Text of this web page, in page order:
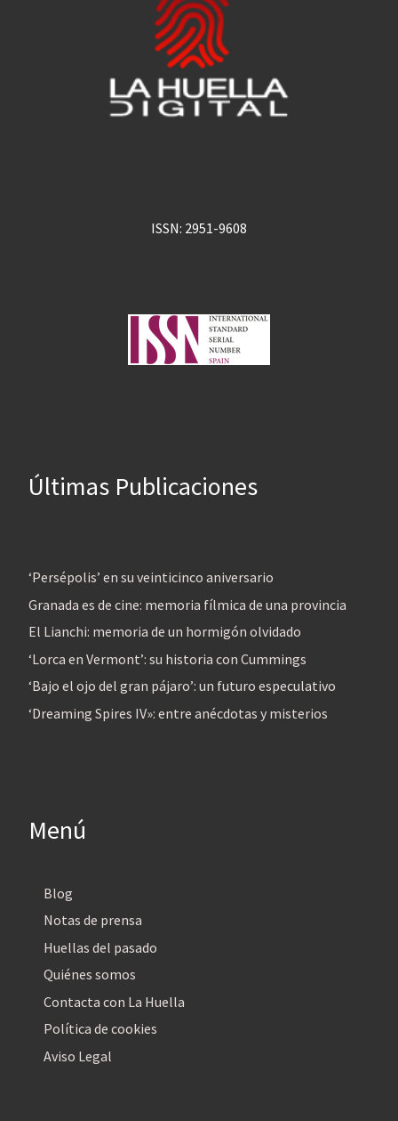
ISSN: 2951-9608
Últimas Publicaciones
‘Persépolis’ en su veinticinco aniversario
Granada es de cine: memoria fílmica de una provincia
El Lianchi: memoria de un hormigón olvidado
‘Lorca en Vermont’: su historia con Cummings
‘Bajo el ojo del gran pájaro’: un futuro especulativo
‘Dreaming Spires IV»: entre anécdotas y misterios
Menú
Blog
Notas de prensa
Huellas del pasado
Quiénes somos
Contacta con La Huella
Política de cookies
Aviso Legal